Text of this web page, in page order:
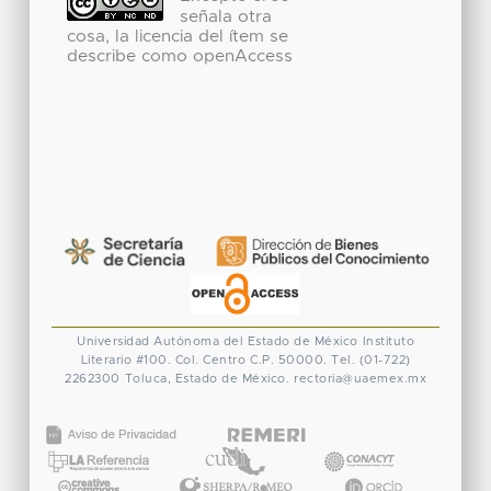
señala otra
cosa, la licencia del ítem se
describe como openAccess
Universidad Autónoma del Estado de México
Instituto
Literario #100. Col. Centro C.P. 50000. Tel. (01-722)
2262300 Toluca, Estado de México. rectoria@uaemex.mx